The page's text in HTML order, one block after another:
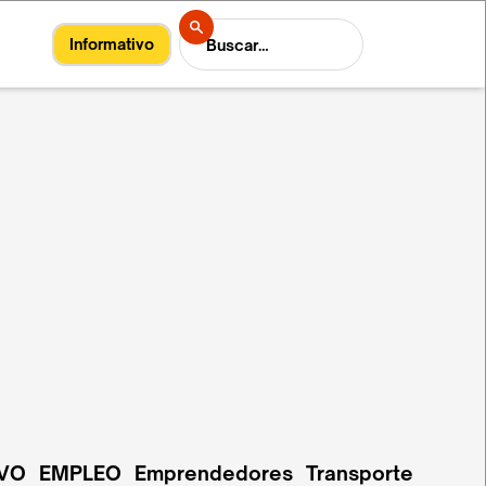
Informativo
EMPLEO Emprendedores Transporte